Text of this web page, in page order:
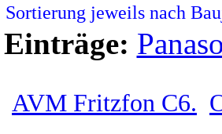
Sortierung jeweils nach
Einträge:
AVM Fritzfon C6.